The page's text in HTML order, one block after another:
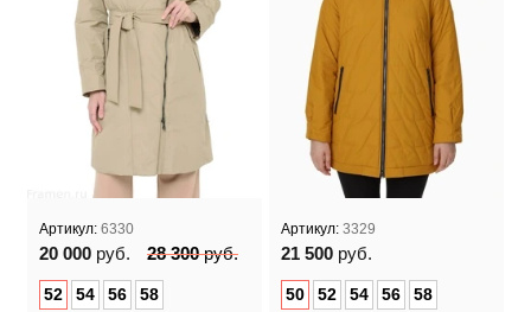
Артикул: 6330
20 000 руб. 28 300руб.
52 54 56 58
Артикул: 3329
21 500 руб.
50 52 54 56 58